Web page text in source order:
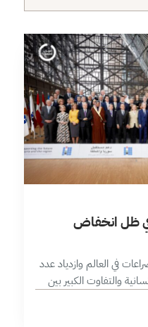
ظل انخفاض
في العالم وازدياد عدد
والتفاوت الكبير بين
وتحديات مركبة تستوجب…